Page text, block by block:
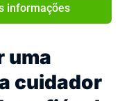
informações
uma
cuidador